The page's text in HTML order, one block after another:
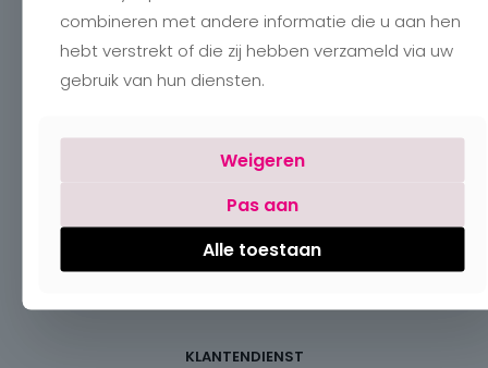
Openingsuren
Maandag: Gesloten
Dinsdag – vrijdag: 09:30 – 18:00
Zaterdag: 09:30 – 18:00
Zondag: Gesloten
KLANTENDIENST
combineren met andere informatie die u aan hen
hebt verstrekt of die zij hebben verzameld via uw
gebruik van hun diensten.
Weigeren
Pas aan
Alle toestaan